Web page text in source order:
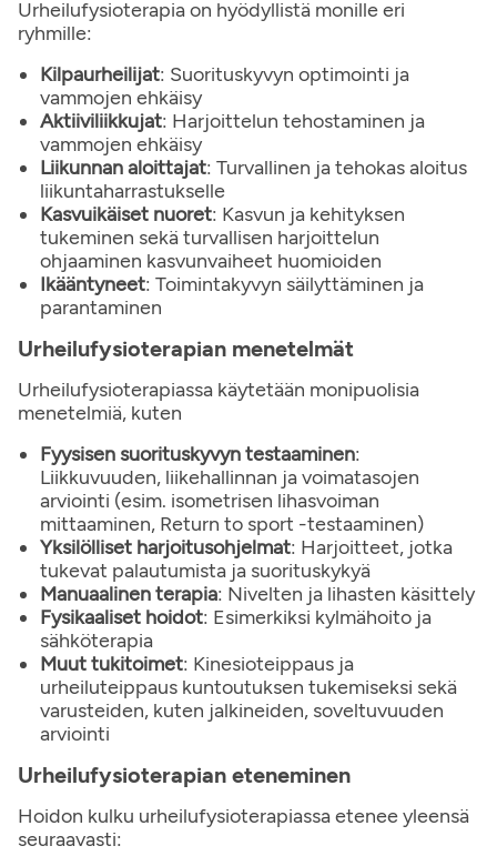
Urheilufysioterapia on hyödyllistä monille eri
ryhmille:
Kilpaurheilijat: Suorituskyvyn optimointi ja
vammojen ehkäisy
Aktiiviliikkujat: Harjoittelun tehostaminen ja
vammojen ehkäisy
Liikunnan aloittajat: Turvallinen ja tehokas aloitus
liikuntaharrastukselle
Kasvuikäiset nuoret: Kasvun ja kehityksen
tukeminen sekä turvallisen harjoittelun
ohjaaminen kasvunvaiheet huomioiden
Ikääntyneet: Toimintakyvyn säilyttäminen ja
parantaminen
Urheilufysioterapian menetelmät
Urheilufysioterapiassa käytetään monipuolisia
menetelmiä, kuten
Fyysisen suorituskyvyn testaaminen:
Liikkuvuuden, liikehallinnan ja voimatasojen
arviointi (esim. isometrisen lihasvoiman
mittaaminen, Return to sport -testaaminen)
Yksilölliset harjoitusohjelmat: Harjoitteet, jotka
tukevat palautumista ja suorituskykyä
Manuaalinen terapia: Nivelten ja lihasten käsittely
Fysikaaliset hoidot: Esimerkiksi kylmähoito ja
sähköterapia
Muut tukitoimet: Kinesioteippaus ja
urheiluteippaus kuntoutuksen tukemiseksi sekä
varusteiden, kuten jalkineiden, soveltuvuuden
arviointi
Urheilufysioterapian eteneminen
Hoidon kulku urheilufysioterapiassa etenee yleensä
seuraavasti: